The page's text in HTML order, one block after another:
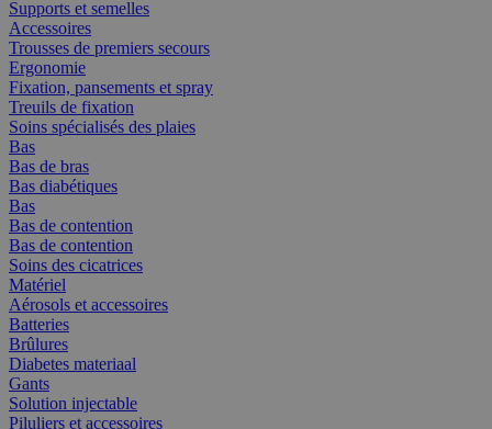
Supports et semelles
Accessoires
Trousses de premiers secours
Ergonomie
Fixation, pansements et spray
Treuils de fixation
Soins spécialisés des plaies
Bas
Bas de bras
Bas diabétiques
Bas
Bas de contention
Bas de contention
Soins des cicatrices
Matériel
Aérosols et accessoires
Batteries
Brûlures
Diabetes materiaal
Gants
Solution injectable
Piluliers et accessoires